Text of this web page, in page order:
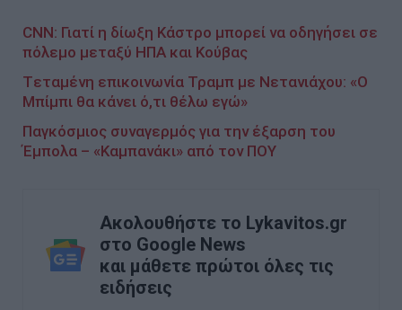
CNN: Γιατί η δίωξη Κάστρο μπορεί να οδηγήσει σε
πόλεμο μεταξύ ΗΠΑ και Κούβας
Tεταμένη επικοινωνία Τραμπ με Νετανιάχου: «O
Μπίμπι θα κάνει ό,τι θέλω εγώ»
Παγκόσμιος συναγερμός για την έξαρση του
Έμπολα – «Καμπανάκι» από τον ΠΟΥ
Ακολουθήστε το Lykavitos.gr
στο Google News
και μάθετε πρώτοι όλες τις
ειδήσεις